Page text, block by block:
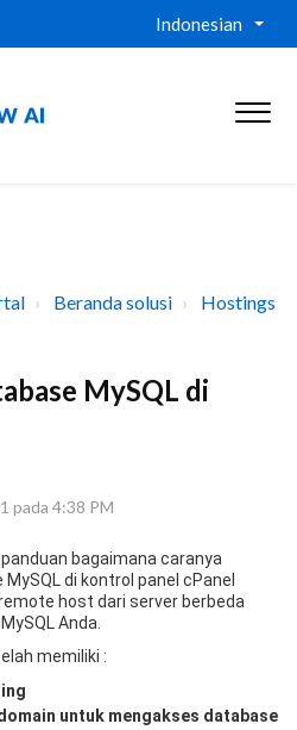
Indonesian
Beranda solusi
Hostings
MySQL di
pada 4:38 PM
bagaimana caranya
di kontrol panel cPanel
host dari server berbeda
Anda.
memiliki :
untuk mengakses database